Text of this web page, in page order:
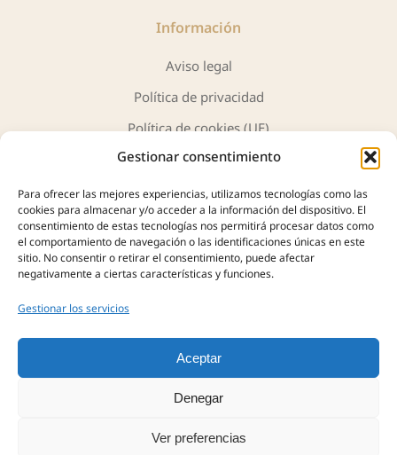
Gestionar consentimiento
Para ofrecer las mejores experiencias, utilizamos tecnologías como las
cookies para almacenar y/o acceder a la información del dispositivo. El
consentimiento de estas tecnologías nos permitirá procesar datos como
el comportamiento de navegación o las identificaciones únicas en este
sitio. No consentir o retirar el consentimiento, puede afectar
negativamente a ciertas características y funciones.
Gestionar los servicios
Aceptar
Denegar
Ver preferencias
Información
Aviso legal
Política de privacidad
Política de cookies (UE)
JH Antigüedades y Arteofrece una cuidada selección de
piezas únicas, obras de arte y objetos con historia. Más de
40 años de experiencia nos avalan en la compra, tasación y
venta de antigüedades, siempre con profesionalidad,